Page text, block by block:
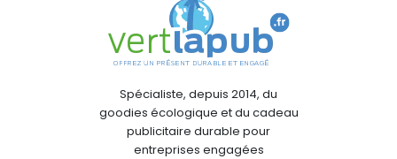
Spécialiste, depuis 2014, du
goodies écologique et du cadeau
publicitaire durable pour
entreprises engagées